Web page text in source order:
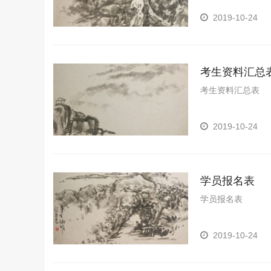
2019-10-24
考生资料汇总
考生资料汇总表
2019-10-24
学员报名表
学员报名表
2019-10-24